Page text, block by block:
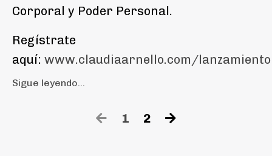
Corporal y Poder Personal.
Regístrate
aquí: www.claudiaarnello.com/lanzamiento
Sigue leyendo...
1 2